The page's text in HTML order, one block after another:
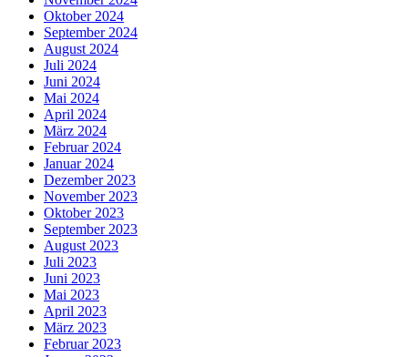
Oktober 2024
September 2024
August 2024
Juli 2024
Juni 2024
Mai 2024
April 2024
März 2024
Februar 2024
Januar 2024
Dezember 2023
November 2023
Oktober 2023
September 2023
August 2023
Juli 2023
Juni 2023
Mai 2023
April 2023
März 2023
Februar 2023